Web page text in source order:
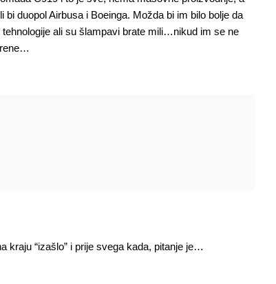
duopol Airbusa i Boeinga. Možda bi im bilo bolje da
ali su šlampavi brate mili…nikud im se ne
kraju “izašlo” i prije svega kada, pitanje je…